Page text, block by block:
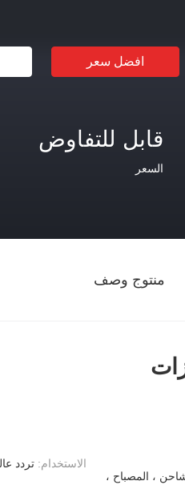
افضل سعر
قابل للتفاوض
السعر
منتوج وصف
الاستخدام: تردد
، المصباح ،